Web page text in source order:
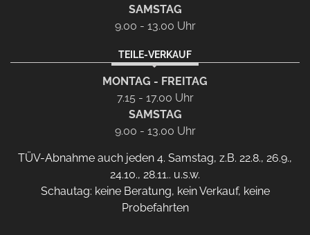
SAMSTAG
9.00 - 13.00 Uhr
TEILE-VERKAUF
MONTAG - FREITAG
7.15 - 17.00 Uhr
SAMSTAG
9.00 - 13.00 Uhr
TÜV-Abnahme auch jeden 4. Samstag, z.B. 22.8., 26.9.,
24.10., 28.11.. u.s.w.
Schautag: keine Beratung, kein Verkauf, keine
Probefahrten